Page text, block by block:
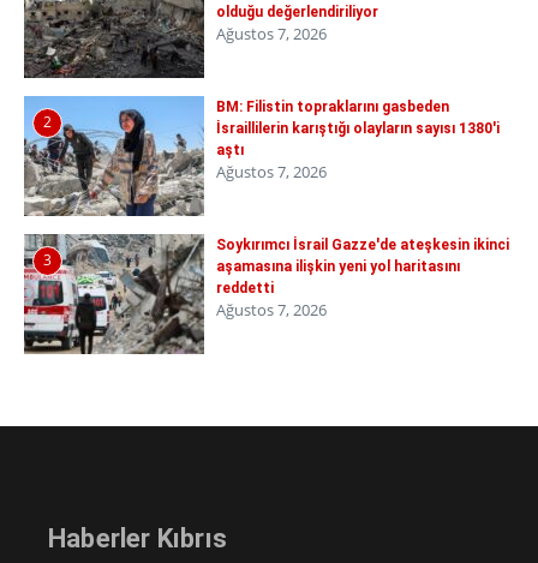
olduğu değerlendiriliyor
Ağustos 7, 2026
2
BM: Filistin topraklarını gasbeden
İsraillilerin karıştığı olayların sayısı 1380'i
aştı
Ağustos 7, 2026
3
Soykırımcı İsrail Gazze'de ateşkesin ikinci
aşamasına ilişkin yeni yol haritasını
reddetti
Ağustos 7, 2026
Haberler Kıbrıs